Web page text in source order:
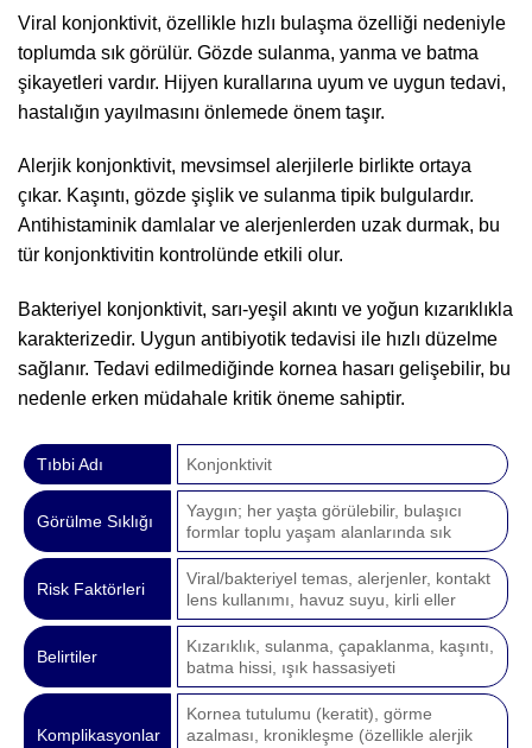
Viral konjonktivit, özellikle hızlı bulaşma özelliği nedeniyle
toplumda sık görülür. Gözde sulanma, yanma ve batma
şikayetleri vardır. Hijyen kurallarına uyum ve uygun tedavi,
hastalığın yayılmasını önlemede önem taşır.
Alerjik konjonktivit, mevsimsel alerjilerle birlikte ortaya
çıkar. Kaşıntı, gözde şişlik ve sulanma tipik bulgulardır.
Antihistaminik damlalar ve alerjenlerden uzak durmak, bu
tür konjonktivitin kontrolünde etkili olur.
Bakteriyel konjonktivit, sarı-yeşil akıntı ve yoğun kızarıklıkla
karakterizedir. Uygun antibiyotik tedavisi ile hızlı düzelme
sağlanır. Tedavi edilmediğinde kornea hasarı gelişebilir, bu
nedenle erken müdahale kritik öneme sahiptir.
Tıbbi Adı Konjonktivit
Görülme Sıklığı
Yaygın; her yaşta görülebilir, bulaşıcı
formlar toplu yaşam alanlarında sık
Risk Faktörleri
Viral/bakteriyel temas, alerjenler, kontakt
lens kullanımı, havuz suyu, kirli eller
Belirtiler
Kızarıklık, sulanma, çapaklanma, kaşıntı,
batma hissi, ışık hassasiyeti
Komplikasyonlar
Kornea tutulumu (keratit), görme
azalması, kronikleşme (özellikle alerjik